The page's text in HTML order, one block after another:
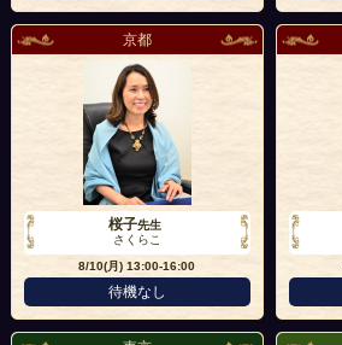
京都
桜子先生
さくらこ
8/10(月)13:00-16:00
待機なし